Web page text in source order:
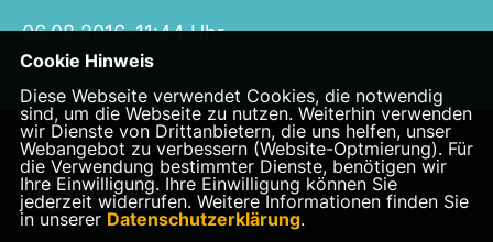
06.08.2016, 11:44 Uhr
Cookie Hinweis
Diese Webseite verwendet Cookies, die notwendig
sind, um die Webseite zu nutzen. Weiterhin verwenden
wir Dienste von Drittanbietern, die uns helfen, unser
Webangebot zu verbessern (Website-Optmierung). Für
die Verwendung bestimmter Dienste, benötigen wir
Ihre Einwilligung. Ihre Einwilligung können Sie
jederzeit widerrufen. Weitere Informationen finden Sie
in unserer Datenschutzerklärung.